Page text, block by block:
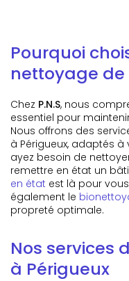
Pourquoi
nettoyage de
Chez P.N.S, nous
essentiel pour
Nous offrons des
à Périgueux, adaptés
ayez besoin de
remettre en état un
en état est là pour
également le
propreté optimale.
Nos services
à Périgueux